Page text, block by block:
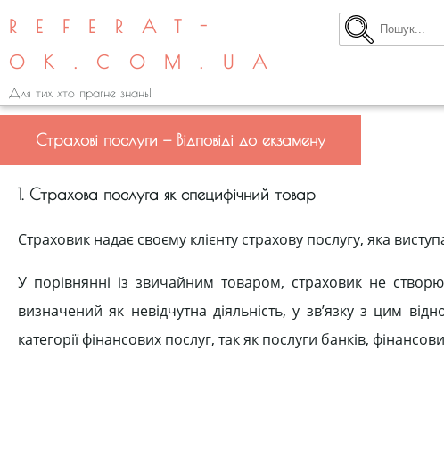
REFERAT-
OK.COM.UA
Для тих хто прагне знань!
Страхові послуги — Відповіді до екзамену
1. Страхова послуга як специфічний товар
Страховик надає своєму клієнту страхову послугу, яка
У порівнянні із звичайним товаром, страховик не
визначений як невідчутна діяльність, у зв’язку з цим
категорії фінансових послуг, так як послуги банків,